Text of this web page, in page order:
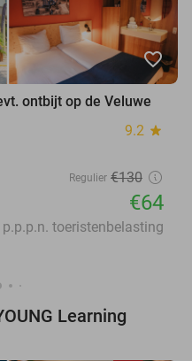
favorite_border
ontbijt op de Veluwe
9.2 star
Regulier €130
€64
p.p.p.n. toeristenbelasting
Learning